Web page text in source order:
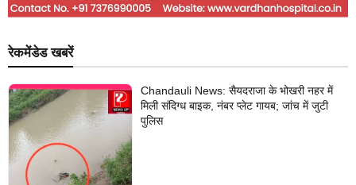
रेकमेंडेड खबरें
Chandauli News: सैयदराजा के भोखरी नहर में
मिली संदिग्ध बाइक, नंबर प्लेट गायब; जांच में जुटी
पुलिस